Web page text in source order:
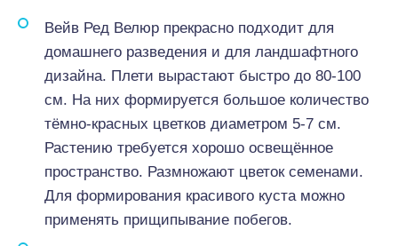
Вейв Ред Велюр прекрасно подходит для
домашнего разведения и для ландшафтного
дизайна. Плети вырастают быстро до 80-100
см. На них формируется большое количество
тёмно-красных цветков диаметром 5-7 см.
Растению требуется хорошо освещённое
пространство. Размножают цветок семенами.
Для формирования красивого куста можно
применять прищипывание побегов.